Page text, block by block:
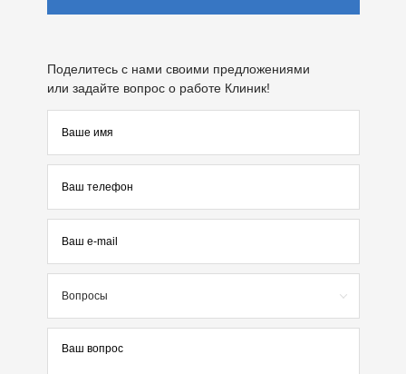
Поделитесь с нами своими предложениями
или задайте вопрос о работе Клиник!
Вопросы